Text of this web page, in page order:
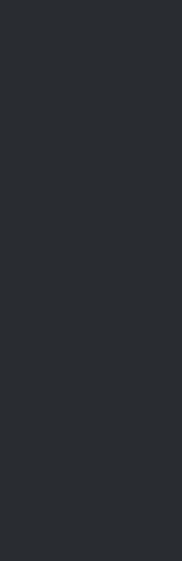
den Zuschauern und unserem
Spiel und werden weiter hart
den 02.12.23, hat unsere U15 in der
Junghaie 1b gespielt. Es war ein
haben.
gingen schon nach 40
und erzielten in der 5. Minute den
schossen drei weitere Tore in der
und konnten zwei Tore im
wir die Kölner nicht aufhalten, die
In der dritten Hälfte zeigten wir
legten nochmal drei Tore nach und
über das Ergebnis, aber wir
Tore geschossen und uns nicht
verdienten Sieg und bedanken uns
Trainer für die Unterstützung. Wir
um uns zu verbessern.
am Sonntag, den 03.12.23, in der
Ice Aliens gespielt. Es war das
gewonnen.